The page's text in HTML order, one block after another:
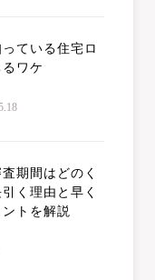
ている住宅ロ
ワケ
期間はどのく
く理由と早く
トを解説